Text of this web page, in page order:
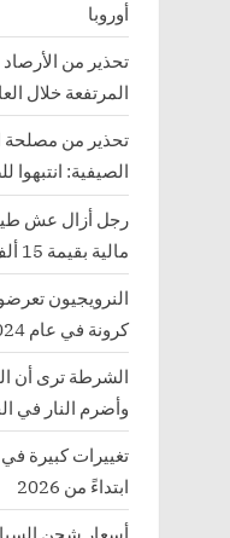
أوروبا
تحذير من الأرصاد
المرتفعة خلال
تحذير من مصلحة
الصيفية: انتبهوا
رجل أزال عش
مالية بقيمة 15 ألف كرونة نرويجية
النرويجيون
كرونة في عام 2024
وأضرم النار في
ابتداءً من 2026